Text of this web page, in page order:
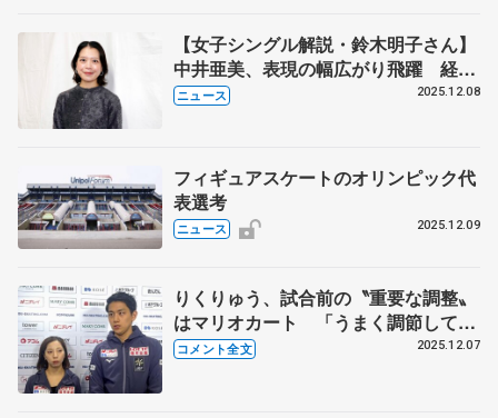
【女子シングル解説・鈴木明子さん】
中井亜美、表現の幅広がり飛躍 経験
生かした坂本花織
ニュース 2025.12.08
フィギュアスケートのオリンピック代
表選考
ニュース 2025.12.09
りくりゅう、試合前の〝重要な調整〟
はマリオカート 「うまく調節して、
璃来ちゃんが勝てるように」【GPフ
コメント全文 2025.12.07